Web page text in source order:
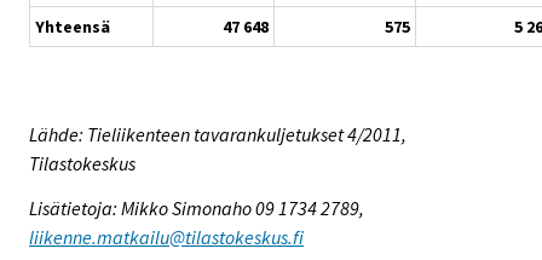
Yhteensä
47 648 575 5
Lähde: Tieliikenteen tavarankuljetukset 4/2011,
Tilastokeskus
Lisätietoja: Mikko Simonaho 09 1734 2789,
liikenne.matkailu@tilastokeskus.fi